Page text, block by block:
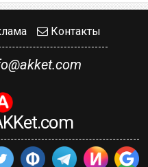
Контакты